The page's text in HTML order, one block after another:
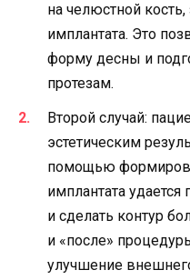
на челюстной
имплантата. Это
форму десны и
протезам.
Второй случай:
эстетическим
помощью
имплантата
и сделать контур
и «после»
улучшение